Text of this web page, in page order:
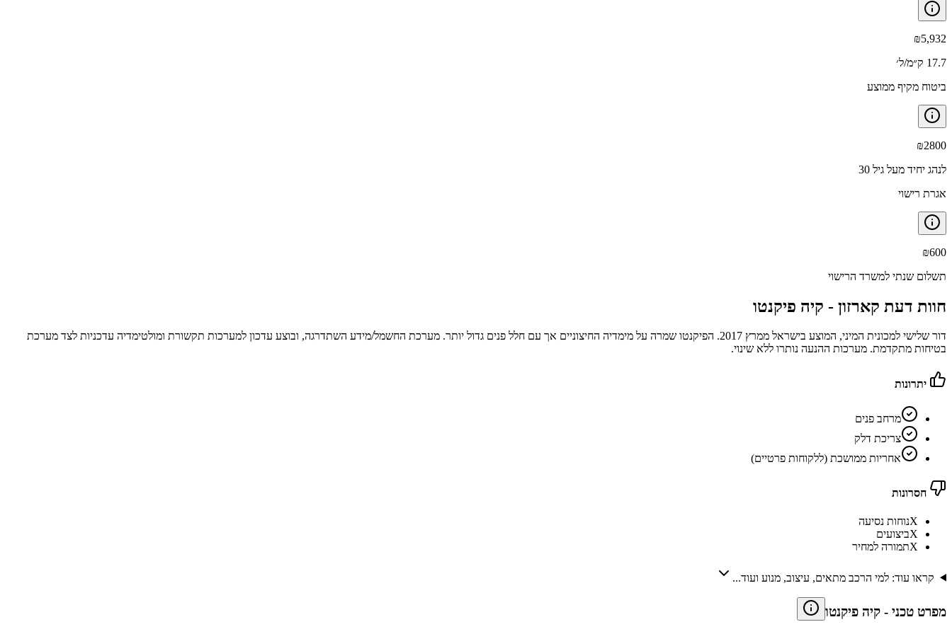
₪5,932
17.7 ק״מ/ל׳
ביטוח מקיף ממוצע
₪2800
לנהג יחיד מעל גיל 30
אגרת רישוי
₪600
תשלום שנתי למשרד הרישוי
חוות דעת קארזון - קיה פיקנטו
דור שלישי למכונית המיני, המוצע בישראל ממרץ 2017. הפיקנטו שמרה על מימדיה החיצוניים אך עם חלל פנים גדול יותר. מערכת החשמל/מידע השתדרגה, ובוצע עדכון למערכות תקשורת ומולטימדיה עדכניות לצד מערכת
בטיחות מתקדמת. מערכות ההנעה נותרו ללא שינוי.
יתרונות
מרחב פנים
צריכת דלק
אחריות ממושכת (ללקוחות פרטיים)
חסרונות
Xנוחות נסיעה
Xביצועים
Xתמורה למחיר
קראו עוד: למי הרכב מתאים, עיצוב, מנוע ועוד...
מפרט טכני - קיה פיקנטו